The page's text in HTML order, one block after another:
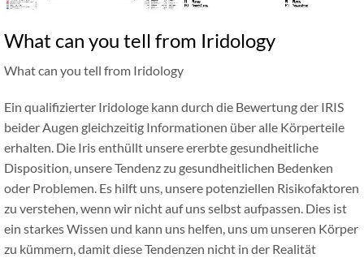
What can you tell from Iridology
What can you tell from Iridology
Ein qualifizierter Iridologe kann durch die Bewertung der IRIS
beider Augen gleichzeitig Informationen über alle Körperteile
erhalten. Die Iris enthüllt unsere ererbte gesundheitliche
Disposition, unsere Tendenz zu gesundheitlichen Bedenken
oder Problemen. Es hilft uns, unsere potenziellen Risikofaktoren
zu verstehen, wenn wir nicht auf uns selbst aufpassen. Dies ist
ein starkes Wissen und kann uns helfen, uns um unseren Körper
zu kümmern, damit diese Tendenzen nicht in der Realität